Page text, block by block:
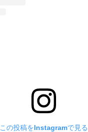
この投稿をInstagramで見る